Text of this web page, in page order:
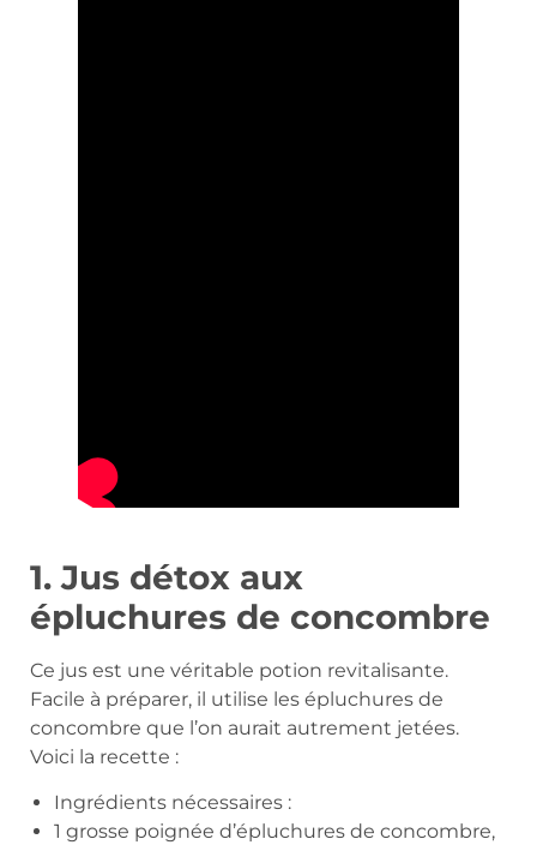
1. Jus détox aux
épluchures de concombre
Ce jus est une véritable potion revitalisante.
Facile à préparer, il utilise les épluchures de
concombre que l’on aurait autrement jetées.
Voici la recette :
Ingrédients nécessaires :
1 grosse poignée d’épluchures de concombre,